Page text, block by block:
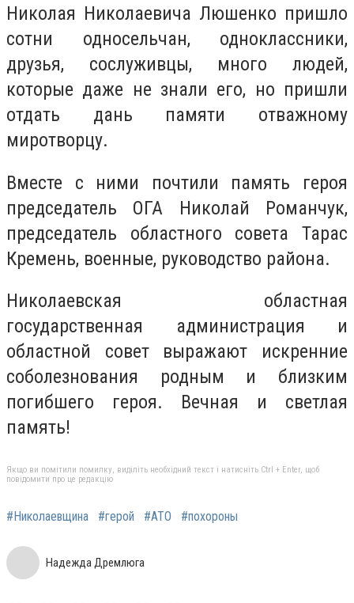
Николая Николаевича Люшенко пришло
сотни односельчан, одноклассники,
друзья, сослуживцы, много людей,
которые даже не знали его, но пришли
отдать дань памяти отважному
миротворцу.
Вместе с ними почтили память героя
председатель ОГА Николай Романчук,
председатель областного совета Тарас
Кремень, военные, руководство района.
Николаевская областная
государственная администрация и
областной совет выражают искренние
соболезнования родным и близким
погибшего героя. Вечная и светлая
память!
Якщо ви помітили помилку, виділіть необхідний текст і натисніть Ctrl + Enter, щоб
повідомити про це редакцію
#Николаевщина #герой #АТО #похороны
Надежда Дремлюга